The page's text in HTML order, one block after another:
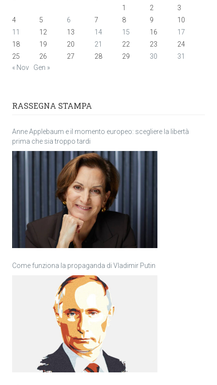
1
2
3
4
5 6 7 8 9
10
11
12 13 14 15 16
17
18
19 20 21 22 23
24
25
26 27 28 29 30
31
« Nov
Gen »
RASSEGNA STAMPA
Anne Applebaum e il momento europeo: scegliere la libertà
prima che sia troppo tardi
Come funziona la propaganda di Vladimir Putin